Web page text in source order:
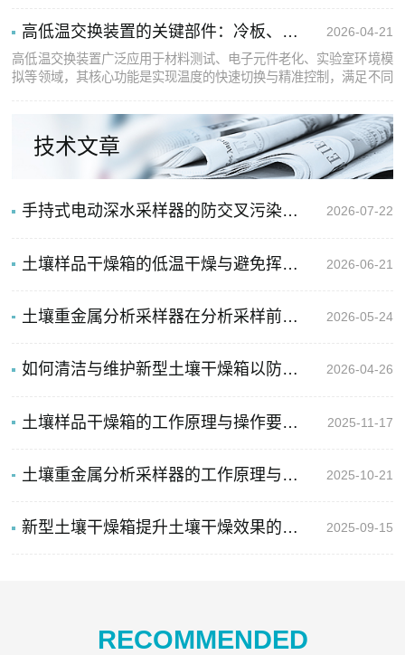
合需遵循“适配土质、减少扰动、提升效率”的核心原则，避免因工...
高低温交换装置的关键部件：冷板、热板、热流传感器与控温系统
2026-04-21
高低温交换装置广泛应用于材料测试、电子元件老化、实验室环境模
拟等领域，其核心功能是实现温度的快速切换与精准控制，满足不同
置的四大关键部件，相互协同、各司其职，直接决定了装置的温度
技术文章
手持式电动深水采样器的防交叉污染清洗流程指南 2026-07-22
土壤样品干燥箱的低温干燥与避免挥发性组分损失 2026-06-21
土壤重金属分析采样器在分析采样前处理规范 2026-05-24
如何清洁与维护新型土壤干燥箱以防止样品间污染与设备性能下降？ 2026-04-26
土壤样品干燥箱的工作原理与操作要点说明 2025-11-17
土壤重金属分析采样器的工作原理与技术优势 2025-10-21
新型土壤干燥箱提升土壤干燥效果的技巧与注意事项 2025-09-15
RECOMMENDED